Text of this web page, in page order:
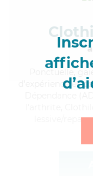
,
d'expérience et
lessive/